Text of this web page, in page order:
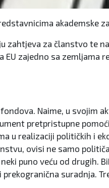
akademske
zahtjeva za članstvo te
zajedno sa zemljama
Naime, u svojim
pretpristupne
u realizaciji političkih i
ovisi ne samo
puno veću od drugih.
suradnja.